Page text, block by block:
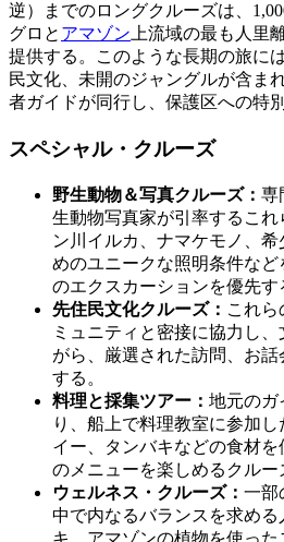
逆）までのロングクルーズは、
グロと アマゾン 上流域の最も人里
提供する。このような長期の旅に
民文化、未開のジャングルが含ま
者ガイドが同行し、保護区への特
スペシャル・クルーズ
野生動物＆写真クルーズ： 専
生動物写真家が引率するこ
ン川イルカ、ナマケモノ、
めのユニークな照明条件な
のエクスカーションを優先す
先住民文化クルーズ： これら
ミュニティと密接に協力し
がら、厳選された訪問、お
する。
料理と採集ツアー： 地元のガ
り、船上で料理教室に参加
イー、タンバキなどの食材
のメニューを楽しめるクルー
ウェルネス・クルーズ： 一部
中で内なるバランスを求め
キ、アマゾンの植物を使っ